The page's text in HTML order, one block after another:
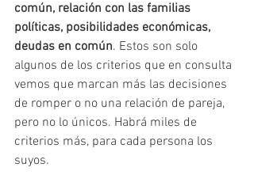
común, relación con las familias
políticas, posibilidades económicas,
deudas en común. Estos son solo
algunos de los criterios que en consulta
vemos que marcan más las decisiones
de romper o no una relación de pareja,
pero no lo únicos. Habrá miles de
criterios más, para cada persona los
suyos.